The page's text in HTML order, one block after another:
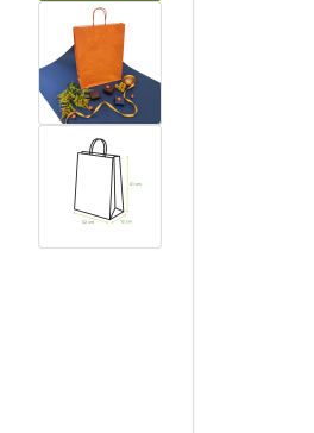
View larger image
View larger image